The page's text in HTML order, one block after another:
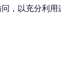
，以充分利用